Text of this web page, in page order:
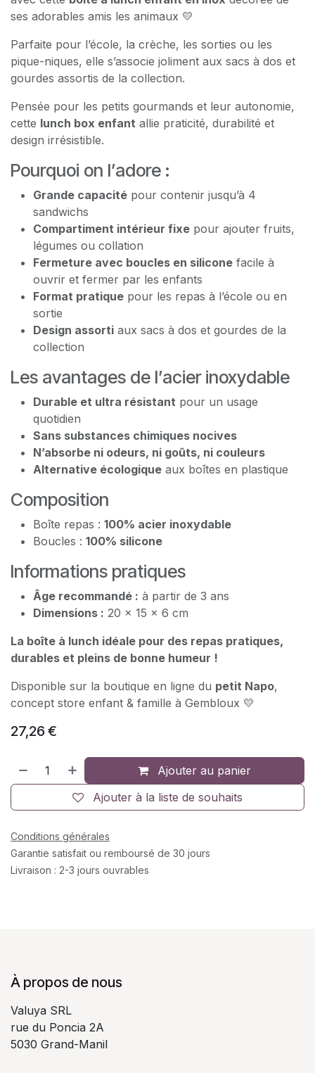
ses adorables amis les animaux 💛
Parfaite pour l’école, la crèche, les sorties ou les
pique-niques, elle s’associe joliment aux sacs à dos et
gourdes assortis de la collection.
Pensée pour les petits gourmands et leur autonomie,
cette lunch box enfant allie praticité, durabilité et
design irrésistible.
Pourquoi on l’adore :
Grande capacité pour contenir jusqu’à 4
sandwichs
Compartiment intérieur fixe pour ajouter fruits,
légumes ou collation
Fermeture avec boucles en silicone facile à
ouvrir et fermer par les enfants
Format pratique pour les repas à l’école ou en
sortie
Design assorti aux sacs à dos et gourdes de la
collection
Les avantages de l’acier inoxydable
Durable et ultra résistant pour un usage
quotidien
Sans substances chimiques nocives
N’absorbe ni odeurs, ni goûts, ni couleurs
Alternative écologique aux boîtes en plastique
Composition
Boîte repas : 100% acier inoxydable
Boucles : 100% silicone
Informations pratiques
Âge recommandé : à partir de 3 ans
Dimensions : 20 x 15 x 6 cm
La boîte à lunch idéale pour des repas pratiques,
durables et pleins de bonne humeur !
Disponible sur la boutique en ligne du petit Napo,
concept store enfant & famille à Gembloux 💛
27,26 €
Ajouter au panier
Ajouter à la liste de souhaits
Conditions générales
Garantie satisfait ou remboursé de 30 jours
Livraison : 2-3 jours ouvrables
À propos de nous
Valuya SRL
rue du Poncia 2A
5030 Grand-Manil